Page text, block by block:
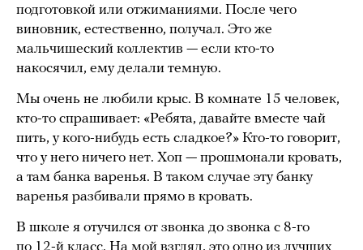
подготовкой или отжиманиями. После чего
виновник, естественно, получал. Это же
мальчишеский коллектив — если кто-то
накосячил, ему делали темную.
Мы очень не любили крыс. В комнате 15 человек,
кто-то спрашивает: «Ребята, давайте вместе чай
пить, у кого-нибудь есть сладкое?» Кто-то говорит,
что у него ничего нет. Хоп — прошмонали кровать,
а там банка варенья. В таком случае эту банку
варенья разбивали прямо в кровать.
В школе я отучился от звонка до звонка с 8-го
по 12-й класс. На мой взгляд, это одно из лучших